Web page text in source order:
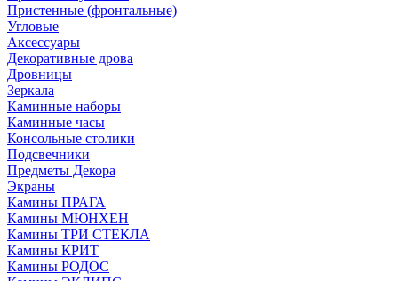
Пристенные (фронтальные)
Угловые
Аксессуары
Декоративные дрова
Дровницы
Зеркала
Каминные наборы
Каминные часы
Консольные столики
Подсвечники
Предметы Декора
Экраны
Камины ПРАГА
Камины МЮНХЕН
Камины ТРИ СТЕКЛА
Камины КРИТ
Камины РОДОС